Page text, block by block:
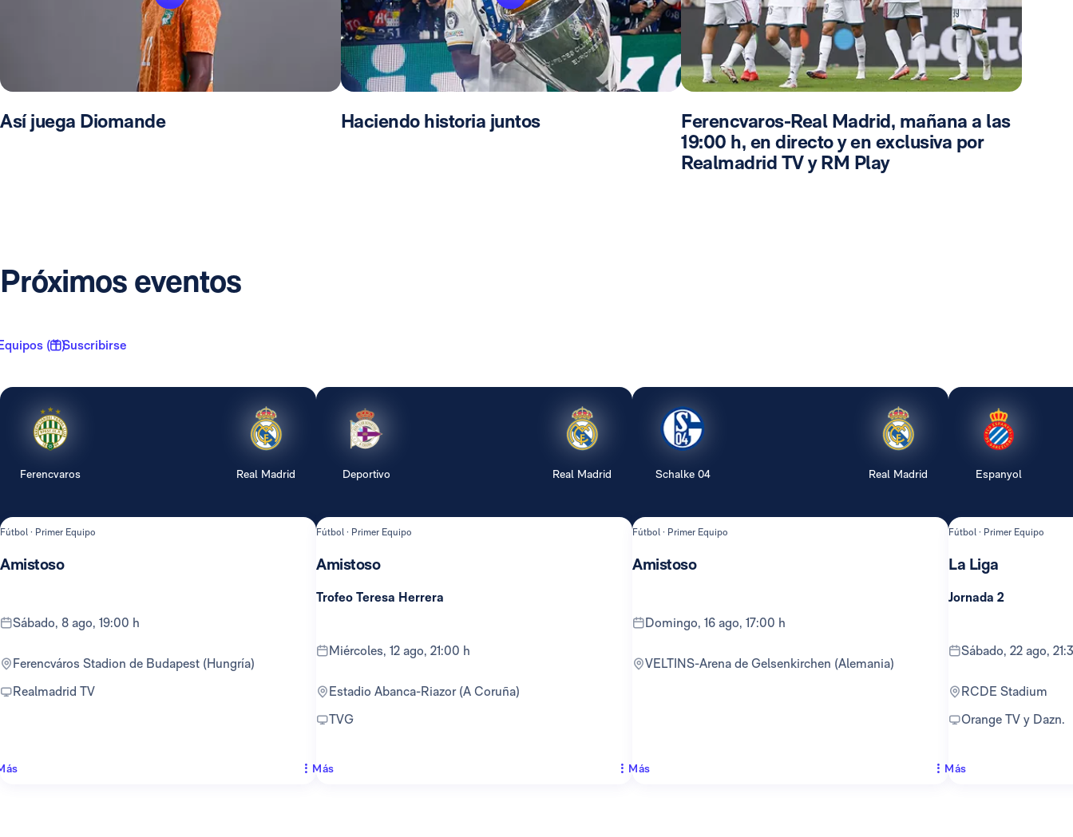
Así juega Diomande Haciendo historia juntos
Ferencvaros-Real Madrid, mañana a las
19:00 h, en directo y en exclusiva por
Realmadrid TV y RM Play
Próximos eventos
( 1 )Suscribirse
Ferencvaros Real Madrid
Fútbol · Primer Equipo
Amistoso
sábado, 8 ago, 19:00 h
Ferencváros Stadion de Budapest (Hungría)
Realmadrid TV
Deportivo Real Madrid
Fútbol · Primer Equipo
Amistoso
Trofeo Teresa Herrera
miércoles, 12 ago, 21:00 h
Estadio Abanca-Riazor (A Coruña)
TVG
Más
Schalke 04 Real Madrid
Fútbol · Primer Equipo
Amistoso
domingo, 16 ago, 17:00 h
VELTINS-Arena de Gelsenkirchen (Alemania)
Más
Espanyol
Fútbol · Primer Equipo
La Liga
Jornada 2
sábado, 22 ago,
RCDE Stadium
Orange TV y Dazn.
Más